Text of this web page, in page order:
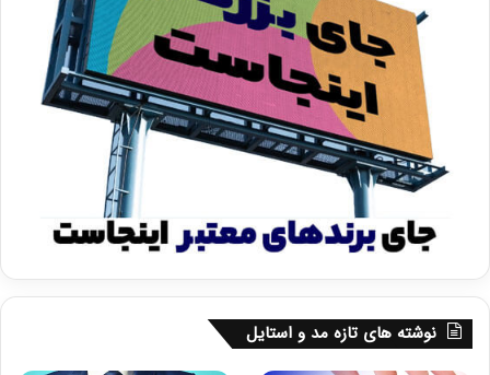
نوشته های تازه مد و استایل